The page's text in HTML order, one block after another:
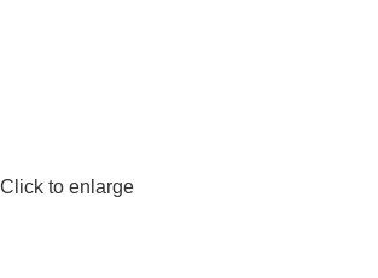
Click to enlarge